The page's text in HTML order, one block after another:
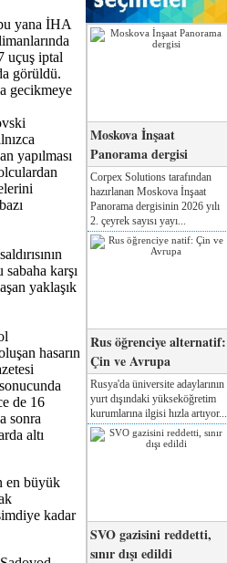
yana İHA
uçuş iptal
görüldü.
gecikmeye
yapılması
karşı
yaklaşık
hasarın
de 16
sonra
altı
en büyük
kadar
Moskova İnşaat
Panorama dergisi
Corpex Solutions tarafından
hazırlanan Moskova İnşaat
Panorama dergisinin 2026 yılı
2. çeyrek sayısı yayı...
Rus öğrenciye alternatif:
Çin ve Avrupa
Rusya'da üniversite adaylarının
yurt dışındaki yükseköğretim
kurumlarına ilgisi hızla artıyor...
SVO gazisini reddetti,
sınır dışı edildi